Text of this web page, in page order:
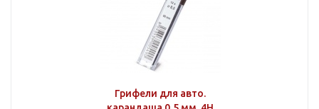
Грифели для авто.